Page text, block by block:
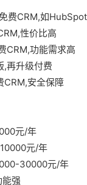
费CRM,如
性价比高
CRM,功能需求高
,再升级付费
CRM,安全保障
元/年
元/年
30000元/年
强